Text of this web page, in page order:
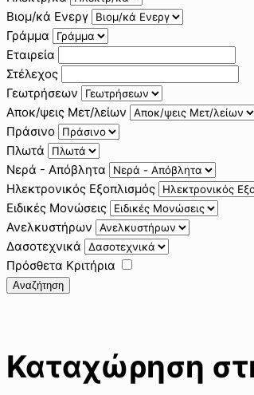
Βιομ/κά Ενεργ
Γράμμα
Εταιρεία
Στέλεχος
Γεωτρήσεων
Αποκ/ψεις Μετ/λείων
Πράσινο
Πλωτά
Νερά - Απόβλητα
Ηλεκτρονικός Εξοπλισμός
Ειδικές Μονώσεις
Ανελκυστήρων
Δασοτεχνικά
Πρόσθετα Κριτήρια
Αναζήτηση
Καταχώρηση